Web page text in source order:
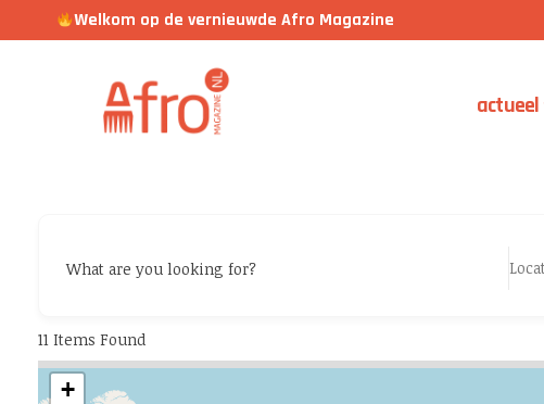
Welkom op de vernieuwde Afro Magazine
actueel
What are you looking for?
11 Items Found
+